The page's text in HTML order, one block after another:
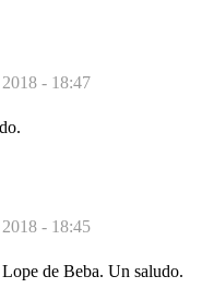
- 18:47
- 18:45
de Beba. Un saludo.